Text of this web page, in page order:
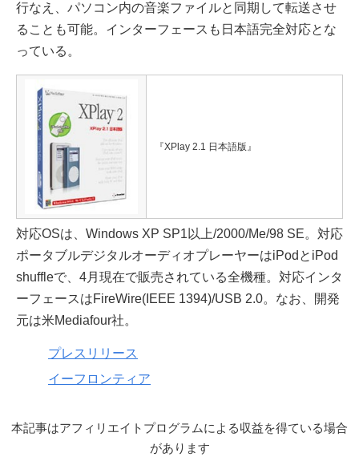
行なえ、パソコン内の音楽ファイルと同期して転送させ
ることも可能。インターフェースも日本語完全対応とな
っている。
『XPlay 2.1 日本語版』
対応OSは、Windows XP SP1以上/2000/Me/98 SE。対応
ポータブルデジタルオーディオプレーヤーはiPodとiPod
shuffleで、4月現在で販売されている全機種。対応インタ
ーフェースはFireWire(IEEE 1394)/USB 2.0。なお、開発
元は米Mediafour社。
プレスリリース
イーフロンティア
本記事はアフィリエイトプログラムによる収益を得ている場合
があります